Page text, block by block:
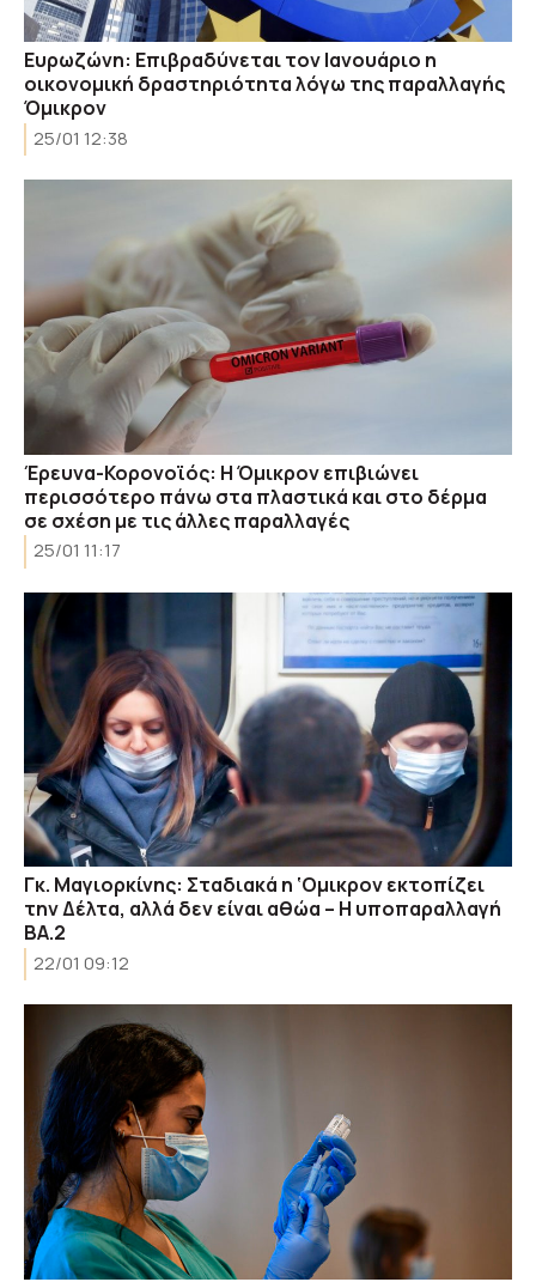
Ευρωζώνη: Επιβραδύνεται τον Ιανουάριο η
οικονομική δραστηριότητα λόγω της παραλλαγής
Όμικρον
25/01 12:38
Έρευνα-Κορονοϊός: Η Όμικρον επιβιώνει
περισσότερο πάνω στα πλαστικά και στο δέρμα
σε σχέση με τις άλλες παραλλαγές
25/01 11:17
Γκ. Μαγιορκίνης: Σταδιακά η ‘Ομικρον εκτοπίζει
την Δέλτα, αλλά δεν είναι αθώα – Η υποπαραλλαγή
ΒΑ.2
22/01 09:12